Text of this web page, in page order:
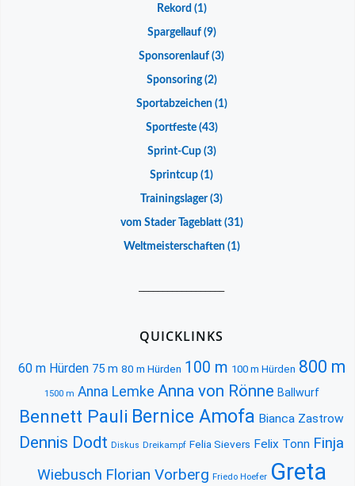
Rekord (1)
Spargellauf(9)
Sponsorenlauf (3)
Sponsoring(2)
Sportabzeichen(1)
Sportfeste(43)
Sprint-Cup(3)
Sprintcup (1)
Trainingslager(3)
vom Stader Tageblatt(31)
Weltmeisterschaften(1)
QUICKLINKS
60 m Hürden 75 m 80 m Hürden 100 m 100 m Hürden 800 m
1500 m Anna Lemke Anna von Rönne Ballwurf
Bennett Pauli Bernice Amofa Bianca Zastrow
Dennis Dodt Diskus Dreikampf Felia Sievers Felix Tonn Finja
Wiebusch Florian Vorberg Friedo Hoefer Greta